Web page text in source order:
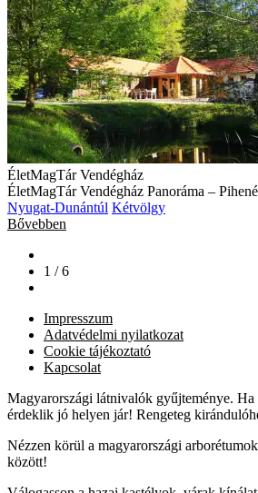
ÉletMagTár Vendégház
ÉletMagTár Vendégház Panoráma –
Nyugat-Dunántúl Kétvölgy
Bővebben
1 / 6
Impresszum
Adatvédelmi nyilatkozat
Cookie tájékoztató
Kapcsolat
Magyarországi látnivalók gyűjteménye.
érdeklik jó helyen jár! Rengeteg
Nézzen körül a magyarországi
között!